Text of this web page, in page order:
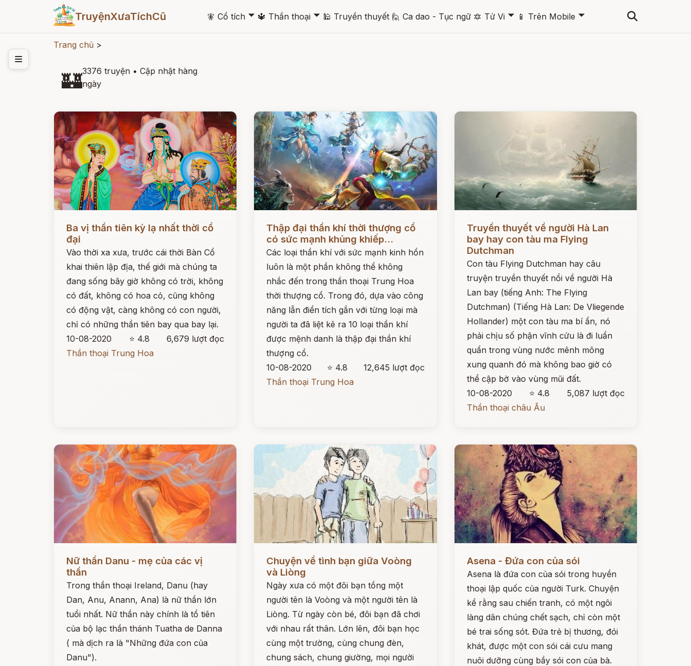
TruyệnXưaTíchCũ 🧚 Cổ tích 🞃 🔱 Thần thoại 🞃 🕌 Truyền thuyết 🙋 Ca dao - Tục ngữ 🔯 Tử Vi 🞃 📱 Trên Mobile 🞃
Trang chủ >
🏰3376 truyện • Cập nhật hàng
ngày
Ba vị thần tiên kỳ lạ nhất thời cổ
đại
Vào thời xa xưa, trước cái thời Bàn Cổ
khai thiên lập địa, thế giới mà chúng ta
đang sống bây giờ không có trời, không
có đất, không có hoa cỏ, cũng không
có động vật, càng không có con người,
chỉ có những thần tiên bay qua bay lại.
10-08-2020
⭐ 4.8
6,679 lượt đọc
Thần thoại Trung Hoa
Thập đại thần khí thời thượng cổ
có sức mạnh khủng khiếp...
Các loại thần khí với sức mạnh kinh hồn
luôn là một phần không thể không
nhắc đến trong thần thoại Trung Hoa
thời thượng cổ. Trong đó, dựa vào công
năng lẫn điển tích gắn với từng loại mà
người ta đã liệt kê ra 10 loại thần khí
được mệnh danh là thập đại thần khí
thượng cổ.
10-08-2020
⭐ 4.8
12,645 lượt đọc
Thần thoại Trung Hoa
Đọc ngay
Truyền thuyết về người Hà Lan
bay hay con tàu ma Flying
Dutchman
Con tàu Flying Dutchman hay câu
truyện truyền thuyết nổi về người Hà
Lan bay (tiếng Anh: The Flying
Dutchman) (Tiếng Hà Lan: De Vliegende
Hollander) một con tàu ma bí ẩn, nó
phải chịu số phận vĩnh cửu là đi luẩn
quẩn trong vùng nước mênh mông
xung quanh đó mà không bao giờ có
thể cập bờ vào vùng mũi đất.
10-08-2020
⭐ 4.8
5,087 lượt đọc
Thần thoại châu Âu
Nữ thần Danu - mẹ của các vị
thần
Trong thần thoại Ireland, Danu (hay
Dan, Anu, Anann, Ana) là nữ thần lớn
tuổi nhất. Nữ thần này chính là tổ tiên
của bộ lạc thần thánh Tuatha de Danna
( mà dịch ra là "Những đứa con của
Danu").
Chuyện về tình bạn giữa Voòng
và Liòng
Ngày xưa có một đôi bạn tồng một
người tên là Voòng và một người tên là
Liòng. Từ ngày còn bé, đôi bạn đã chơi
với nhau rất thân. Lớn lên, đôi bạn học
cùng một trường, cùng chung đèn,
chung sách, chung giường, mọi người
Asena - Đứa con của sói
Asena là đứa con của sói trong huyền
thoại lập quốc của người Turk. Chuyện
kể rằng sau chiến tranh, có một ngôi
làng dân chúng chết sạch, chỉ còn một
bé trai sống sót. Đứa trẻ bị thương, đói
khát, được một con sói cái cưu mang
nuôi dưỡng cùng bầy sói con của bà.